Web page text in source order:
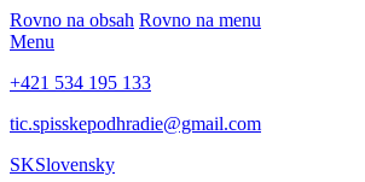
Rovno na obsah Rovno na menu
Menu
+421 534 195 133
tic.spisskepodhradie@gmail.com
SKSlovensky